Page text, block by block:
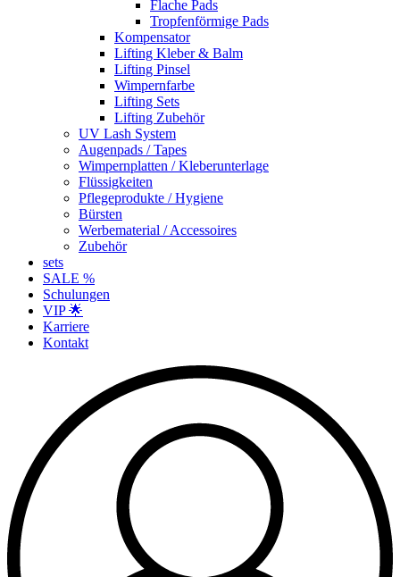
Flache Pads
Tropfenförmige Pads
Kompensator
Lifting Kleber & Balm
Lifting Pinsel
Wimpernfarbe
Lifting Sets
Lifting Zubehör
UV Lash System
Augenpads / Tapes
Wimpernplatten / Kleberunterlage
Flüssigkeiten
Pflegeprodukte / Hygiene
Bürsten
Werbematerial / Accessoires
Zubehör
sets
SALE %
Schulungen
VIP 🌟
Karriere
Kontakt